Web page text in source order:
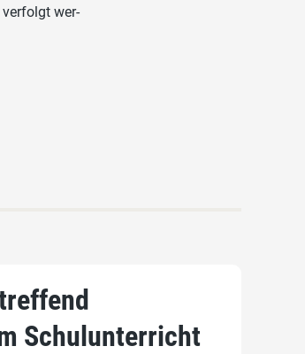
wer-
Schulunterricht